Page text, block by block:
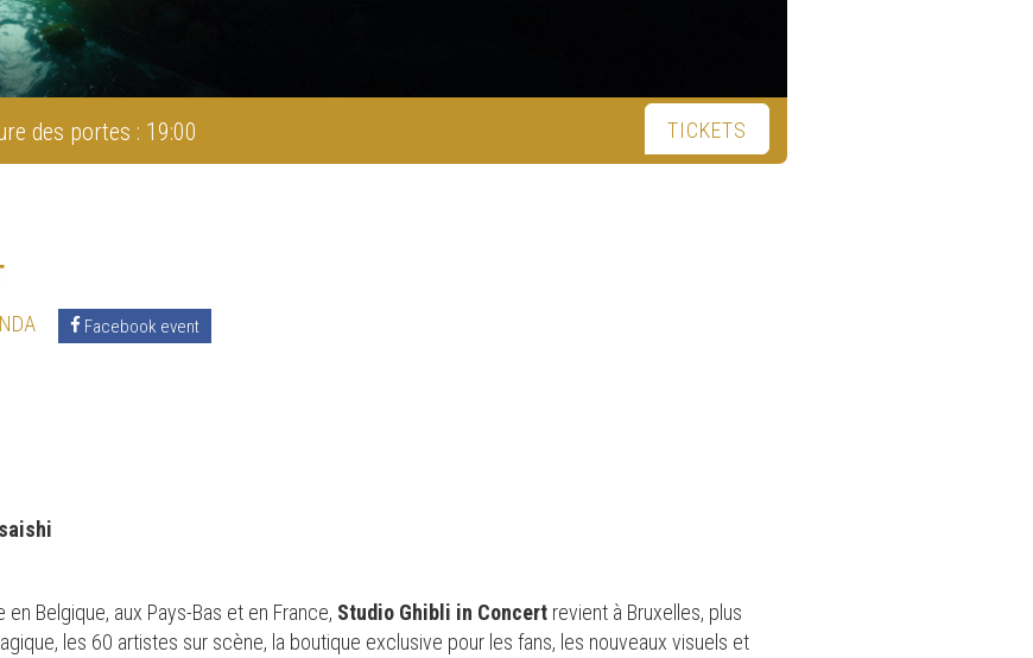
des portes : 19:00 TICKETS
Facebook event
Belgique, aux Pays-Bas et en France, Studio Ghibli in Concert revient à Bruxelles, plus
les 60 artistes sur scène, la boutique exclusive pour les fans, les nouveaux visuels et